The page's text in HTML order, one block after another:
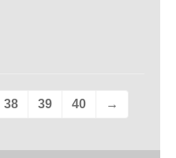
38 39 40 →